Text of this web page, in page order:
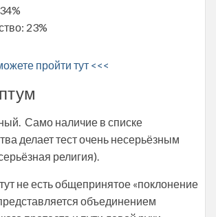
23%
пройти тут <<<
Само наличие в списке
делает тест очень несерьёзным
религия).
не есть общепринятое «поклонение
объединением